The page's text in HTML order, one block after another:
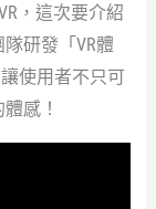
，這次要介紹
研發「VR體
使用者不只可
感！